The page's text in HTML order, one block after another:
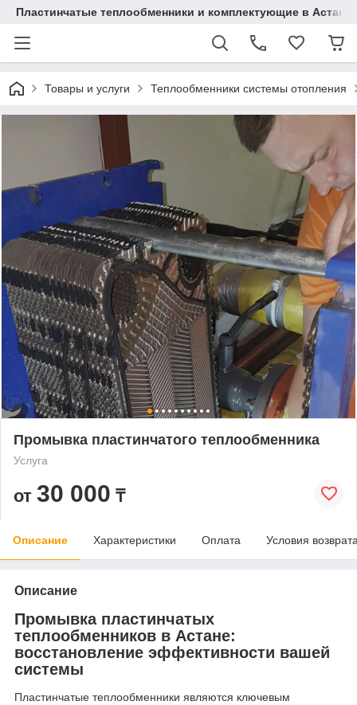
Пластинчатые теплообменники и комплектующие в Астане
Товары и услуги Теплообменники системы отопления
Промывка пластинчатого теплообменника
Услуга
от 30 000 ₸
Описание Характеристики Оплата Условия
Описание
Промывка пластинчатых
теплообменников в Астане:
восстановление эффективности вашей
системы
Пластинчатые теплообменники являются ключевым